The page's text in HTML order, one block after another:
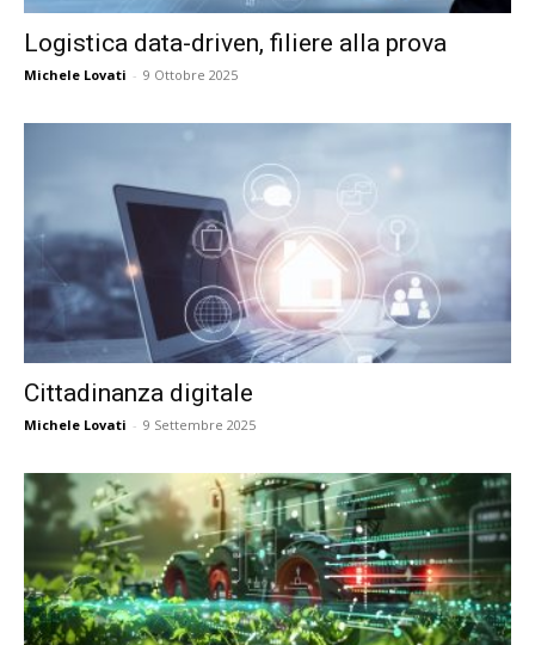
Logistica data-driven, filiere alla prova
Michele Lovati - 9 Ottobre 2025
Cittadinanza digitale
Michele Lovati - 9 Settembre 2025